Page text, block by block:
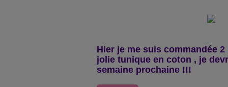
Hier je me suis commandée
jolie tunique en coton , je
semaine prochaine !!!